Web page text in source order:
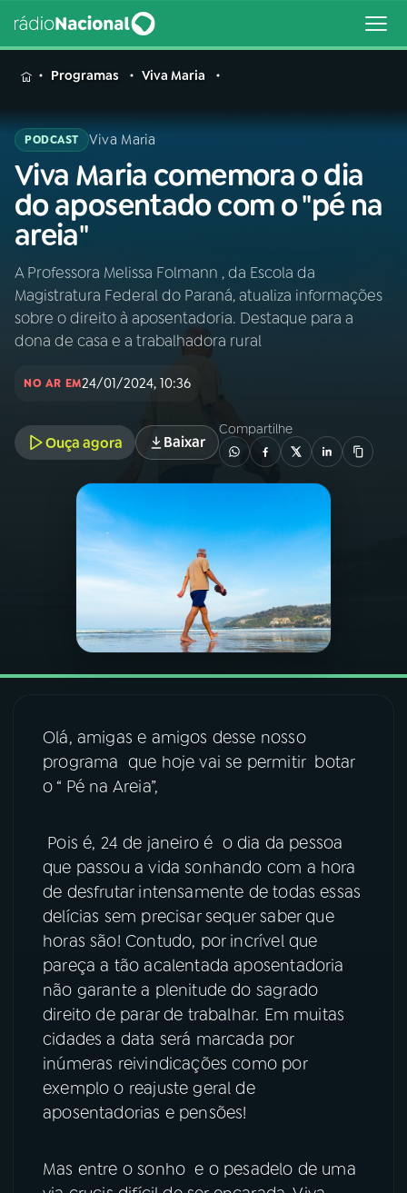
MENU
Buscar
na
Rádio
Nacional
Buscar
AO VIVO
02A RÁDIO
03PROGRAMAÇÃO
PROGRAMAS
PODCASTS
VIDEOCASTS
08FESTIVAL DE MÚSICA
YouTube Facebook
Instagram X
TikTok
Programas Viva Maria
PODCAST Viva Maria
Viva Maria comemora o dia
do aposentado com o "pé na
areia"
A Professora Melissa Folmann , da Escola da
Magistratura Federal do Paraná, atualiza informações
sobre o direito à aposentadoria. Destaque para a
dona de casa e a trabalhadora rural
NO AR EM24/01/2024, 10:36
Ouça agora Baixar
Compartilhe
Olá, amigas e amigos desse nosso
programa que hoje vai se permitir botar
o “ Pé na Areia”,
Pois é, 24 de janeiro é o dia da pessoa
que passou a vida sonhando com a hora
de desfrutar intensamente de todas essas
delícias sem precisar sequer saber que
horas são! Contudo, por incrível que
pareça a tão acalentada aposentadoria
não garante a plenitude do sagrado
direito de parar de trabalhar. Em muitas
cidades a data será marcada por
inúmeras reivindicações como por
exemplo o reajuste geral de
aposentadorias e pensões!
Mas entre o sonho e o pesadelo de uma